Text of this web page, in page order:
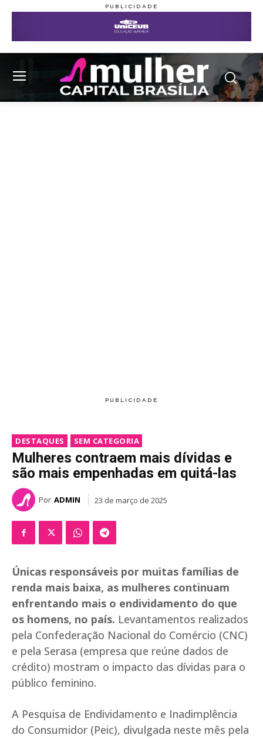
DESTAQUES SEM CATEGORIA
Mulheres contraem mais dívidas e
são mais empenhadas em quitá-las
Por ADMIN 23 de março de 2025
Únicas responsáveis por muitas famílias de
renda mais baixa, as mulheres continuam
enfrentando mais o endividamento do que
os homens, no país. Levantamentos realizados
pela Confederação Nacional do Comércio (CNC)
e pela Serasa (empresa que reúne dados de
crédito) mostram o impacto das dívidas para o
público feminino.
A Pesquisa de Endividamento e Inadimplência
do Consumidor (Peic), divulgada neste mês pela